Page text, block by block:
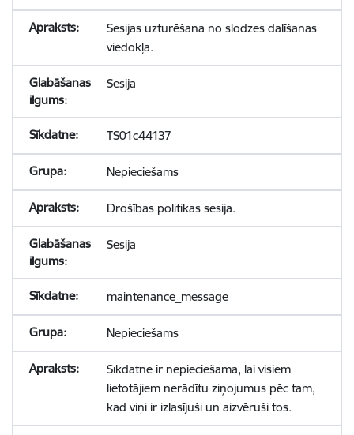
Sesijas uzturēšana no slodzes dalīšanas
viedokļa.
Sesija
TS01c44137
Nepieciešams
Drošības politikas sesija.
Sesija
maintenance_message
Nepieciešams
Sīkdatne ir nepieciešama, lai visiem
lietotājiem nerādītu ziņojumus pēc tam,
kad viņi ir izlasījuši un aizvēruši tos.